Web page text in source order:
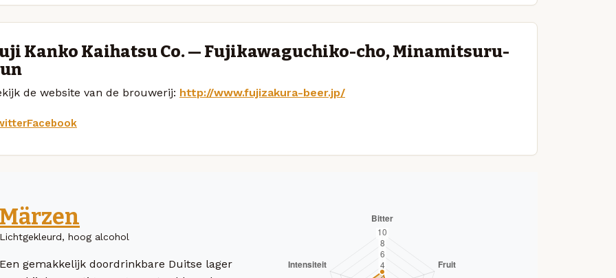
Kanko Kaihatsu Co. — Fujikawaguchiko-cho, Minamitsuru-
de website van de brouwerij: http://www.fujizakura-beer.jp/
Facebook
Märzen
Lichtgekleurd, hoog alcohol
Een gemakkelijk doordrinkbare Duitse lager